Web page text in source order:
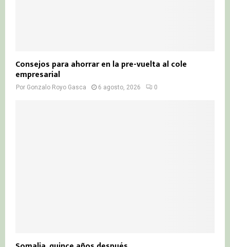
Consejos para ahorrar en la pre-vuelta al cole
empresarial
Por Gonzalo Royo Gasca 6 agosto, 2026 0